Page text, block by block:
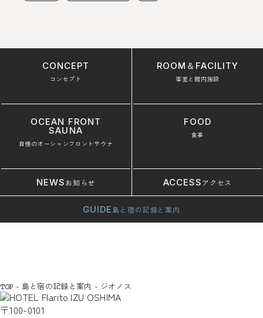
CONCEPT
コンセプト
ROOM＆FACILITY
客室と館内施設
OCEAN FRONT
SAUNA
自慢のオーシャンフロントサウナ
FOOD
食事
GUIDE島と宿の記録と案内
ACCESSアクセス
NEWSお知らせ
TOP - 島と宿の記録と案内 - ジオノス
〒100-0101